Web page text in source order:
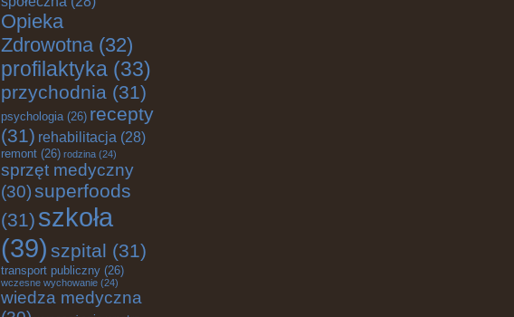
Opieka
Zdrowotna(32)
profilaktyka (33)
przychodnia (31)
psychologia(26) recepty
(31) rehabilitacja (28)
remont (26) rodzina (24)
sprzęt medyczny
(30)superfoods
(31) szkoła
(39) szpital (31)
transport publiczny (26)
wczesne wychowanie (24)
wiedza medyczna